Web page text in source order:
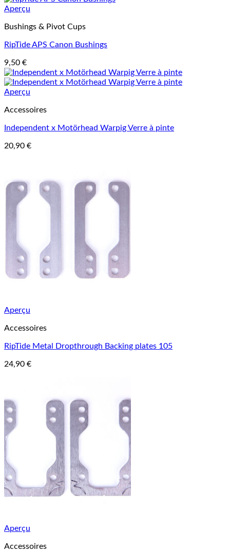
Aperçu
Bushings & Pivot Cups
RipTide APS Canon Bushings
9,50 €
Aperçu
Accessoires
Independent x Motörhead Warpig Verre à pinte
20,90 €
Aperçu
Accessoires
RipTide Metal Dropthrough Backing plates 105
24,90 €
Aperçu
Accessoires